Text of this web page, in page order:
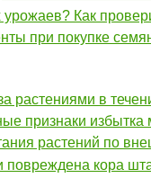
Как
при покупке
растениями в
признаки
растений по
повреждена кора